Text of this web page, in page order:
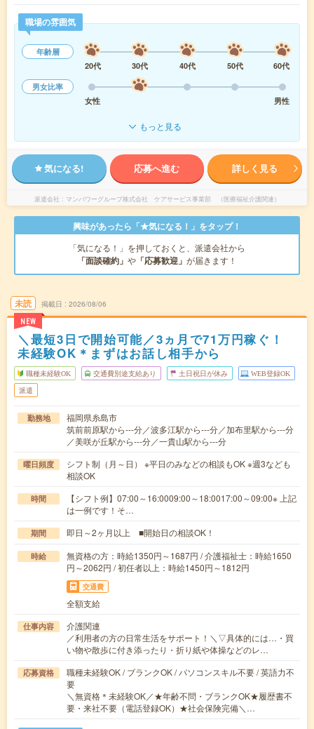
職場の雰囲気
年齢層
20代
30代 40代 50代
60代
男女比率
女性
男性
もっと見る
気になる! 応募へ進む 詳しく見る
派遣会社 マンパワーグループ株式会社 ケアサービス事業部 （医療福祉介護関連）
興味があったら「★気になる！」をタップ！
「気になる！」を押しておくと、派遣会社から
「面談確約」 や 「応募歓迎」 が届きます！
未読
NEW
掲載日 2026/08/06
＼最短3日で開始可能／3ヵ月で71万円稼ぐ！
未経験OK＊まずはお話し相手から
職種未経験OK 交通費別途支給あり 土日祝日が休み WEB登録OK
派遣
勤務地
福岡県糸島市
筑前前原駅から---分／波多江駅から---分／加布里駅から---分
／美咲が丘駅から---分／一貴山駅から---分
曜日頻度
シフト制（月～日） ※平日のみなどの相談もOK ※週3なども
相談OK
時間
【シフト例】07:00～16:0009:00～18:0017:00～09:00※ 上記
は一例です！そ…
期間 即日～2ヶ月以上 ■開始日の相談OK！
時給
無資格の方：時給1350円～1687円 / 介護福祉士：時給1650
円～2062円 / 初任者以上：時給1450円～1812円
交通費
全額支給
仕事内容
介護関連
／利用者の方の日常生活をサポート！＼▽具体的には…・買
い物や散歩に付き添ったり・折り紙や体操などのレ…
応募資格
職種未経験OK / ブランクOK / パソコンスキル不要 / 英語力不
要
＼無資格＊未経験OK／★年齢不問・ブランクOK★履歴書不
要・来社不要（電話登録OK）★社会保険完備＼…